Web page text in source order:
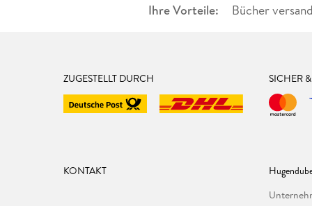
Ihre Vorteile: Bücher
ZUGESTELLT DURCH SICHER
KONTAKT